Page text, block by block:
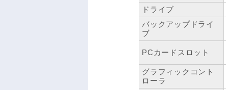
ドライブ
バックアップドライ
ブ
PCカードスロット
グラフィックコント
ローラ